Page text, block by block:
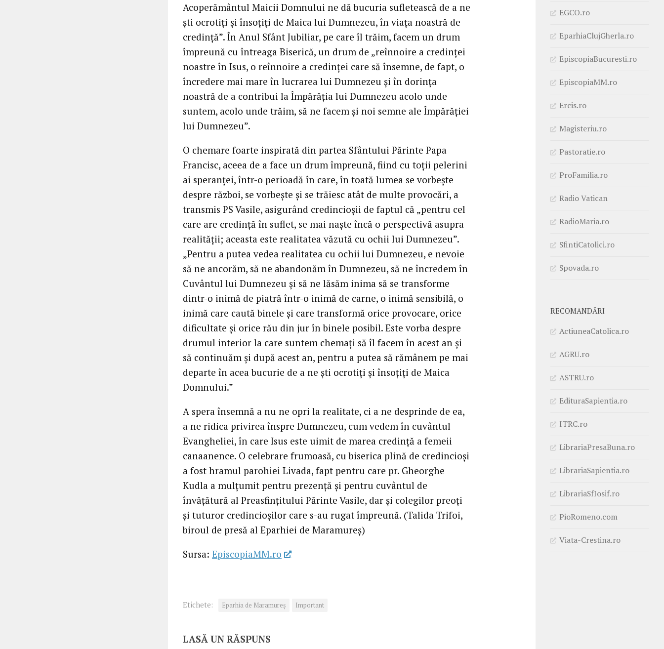
Acoperământul Maicii Domnului ne dă bucuria sufletească de a ne
ști ocrotiți și însoțiți de Maica lui Dumnezeu, în viața noastră de
credință”. În Anul Sfânt Jubiliar, pe care îl trăim, facem un drum
împreună cu întreaga Biserică, un drum de „reînnoire a credinței
noastre în Isus, o reînnoire a credinței care să însemne, de fapt, o
încredere mai mare în lucrarea lui Dumnezeu și în dorința
noastră de a contribui la Împărăția lui Dumnezeu acolo unde
suntem, acolo unde trăim, să ne facem și noi semne ale Împărăției
lui Dumnezeu”.
O chemare foarte inspirată din partea Sfântului Părinte Papa
Francisc, aceea de a face un drum împreună, fiind cu toții pelerini
ai speranței, într-o perioadă în care, în toată lumea se vorbește
despre război, se vorbește și se trăiesc atât de multe provocări, a
transmis PS Vasile, asigurând credincioșii de faptul că „pentru cel
care are credință în suflet, se mai naște încă o perspectivă asupra
realității; aceasta este realitatea văzută cu ochii lui Dumnezeu”.
„Pentru a putea vedea realitatea cu ochii lui Dumnezeu, e nevoie
să ne ancorăm, să ne abandonăm în Dumnezeu, să ne încredem în
Cuvântul lui Dumnezeu și să ne lăsăm inima să se transforme
dintr-o inimă de piatră într-o inimă de carne, o inimă sensibilă, o
inimă care caută binele și care transformă orice provocare, orice
dificultate și orice rău din jur în binele posibil. Este vorba despre
drumul interior la care suntem chemați să îl facem în acest an și
să continuăm și după acest an, pentru a putea să rămânem pe mai
departe în acea bucurie de a ne ști ocrotiți și însoțiți de Maica
Domnului.”
A spera însemnă a nu ne opri la realitate, ci a ne desprinde de ea,
a ne ridica privirea înspre Dumnezeu, cum vedem în cuvântul
Evangheliei, în care Isus este uimit de marea credință a femeii
canaanence. O celebrare frumoasă, cu biserica plină de credincioși
a fost hramul parohiei Livada, fapt pentru care pr. Gheorghe
Kudla a mulțumit pentru prezență și pentru cuvântul de
învățătură al Preasfințitului Părinte Vasile, dar și colegilor preoți
și tuturor credincioșilor care s-au rugat împreună. (Talida Trifoi,
biroul de presă al Eparhiei de Maramureș)
Sursa: EpiscopiaMM.ro
Etichete: Eparhia de Maramureș Important
LASĂ UN RĂSPUNS
EGCO.ro
EparhiaClujGherla.ro
EpiscopiaBucuresti.ro
EpiscopiaMM.ro
Ercis.ro
Magisteriu.ro
Pastoratie.ro
ProFamilia.ro
Radio Vatican
RadioMaria.ro
SfintiCatolici.ro
Spovada.ro
RECOMANDĂRI
ActiuneaCatolica.ro
AGRU.ro
ASTRU.ro
EdituraSapientia.ro
ITRC.ro
LibrariaPresaBuna.ro
LibrariaSapientia.ro
LibrariaSfIosif.ro
PioRomeno.com
Viata-Crestina.ro